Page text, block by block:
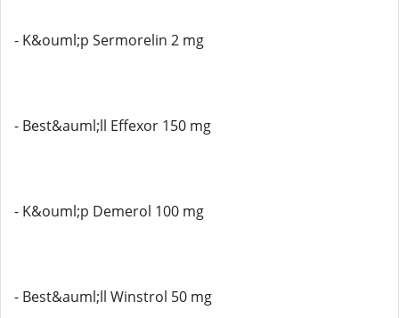
- K&ouml;p Sermorelin 2 mg
- Best&auml;ll Effexor 150 mg
- K&ouml;p Demerol 100 mg
- Best&auml;ll Winstrol 50 mg